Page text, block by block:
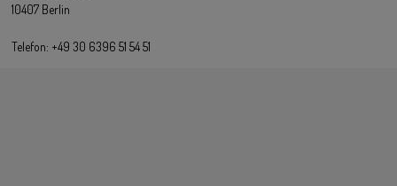
10407 Berlin
Telefon: +49 30 6396 51 54 51